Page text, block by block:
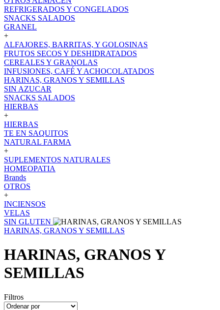
REFRIGERADOS Y CONGELADOS
SNACKS SALADOS
GRANEL
+
ALFAJORES, BARRITAS, Y GOLOSINAS
FRUTOS SECOS Y DESHIDRATADOS
CEREALES Y GRANOLAS
INFUSIONES, CAFÉ Y ACHOCOLATADOS
HARINAS, GRANOS Y SEMILLAS
SIN AZUCAR
SNACKS SALADOS
HIERBAS
+
HIERBAS
TE EN SAQUITOS
NATURAL FARMA
+
SUPLEMENTOS NATURALES
HOMEOPATIA
Brands
OTROS
+
INCIENSOS
VELAS
SIN GLUTEN
HARINAS, GRANOS Y SEMILLAS
HARINAS, GRANOS Y
SEMILLAS
Filtros